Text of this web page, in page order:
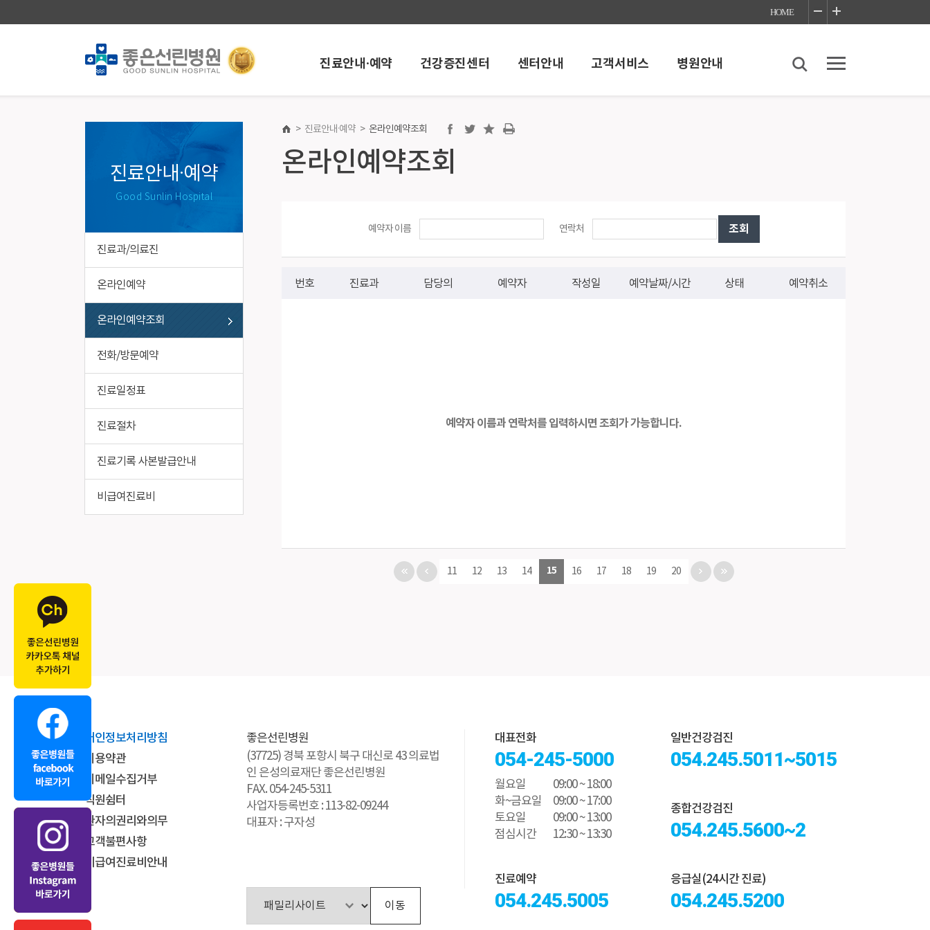
HOME
진료안내·예약
진료과/의료진
온라인예약
온라인예약조회
진료기록 사본발급안내
건강증진센터
건강증진센터
종합건강진단센터
센터안내
센터안내
소화기 내시경센터
스포츠 손상센터
족부·족관절 센터
암센터
화상·창상 센터
고객서비스
고객의소리
소식지
칭찬과 감사의 이야기
병원안내
좋은병원들 네트워크
찾아오시는길
진료협력센터
감염예방안내
진료안내·예약
Good Sunlin Hospital
진료과/의료진
온라인예약
온라인예약조회
전화/방문예약
진료일정표
진료절차
진료기록 사본발급안내
비급여진료비
> 진료안내·예약 > 온라인예약조회
온라인예약조회
예약자 이름 연락처
번호 진료과 담당의 예약자 작성일 예약날짜/시간 상태 예약취소
예약자 이름과 연락처를 입력하시면 조회가 가능합니다.
11 12 13 14 15 16 17 18 19 20
개인정보처리방침
이용약관
이메일수집거부
직원쉼터
환자의권리와의무
고객불편사항
비급여진료비안내
좋은선린병원
(37725) 경북 포항시 북구 대신로 43 의료법
인 은성의료재단 좋은선린병원
FAX. 054-245-5311
사업자등록번호 : 113-82-09244
대표자 : 구자성
이동
대표전화
054-245-5000
월요일
09:00 ~ 18:00
화~금요일
09:00 ~ 17:00
토요일
09:00 ~ 13:00
점심시간
12:30 ~ 13:30
일반건강검진
054.245.5011~5015
종합건강검진
054.245.5600~2
진료예약
054.245.5005
응급실(24시간 진료)
054.245.5200